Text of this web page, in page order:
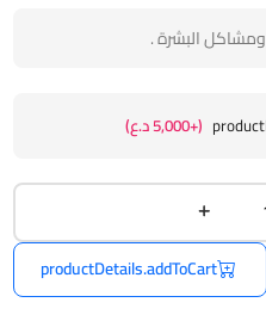
ومشاكل البشرة .
(+5,000 د.ع)
productDetails.addToCart